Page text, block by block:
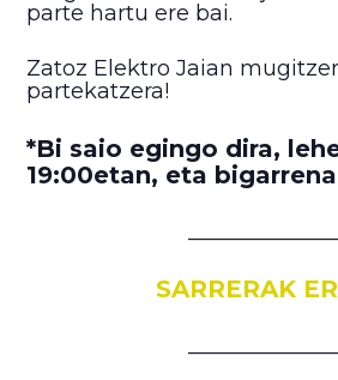
parte hartu ere bai.
Zatoz Elektro Jaian
partekatzera!
*Bi saio egingo dira,
19:00etan, eta
SARRERAK